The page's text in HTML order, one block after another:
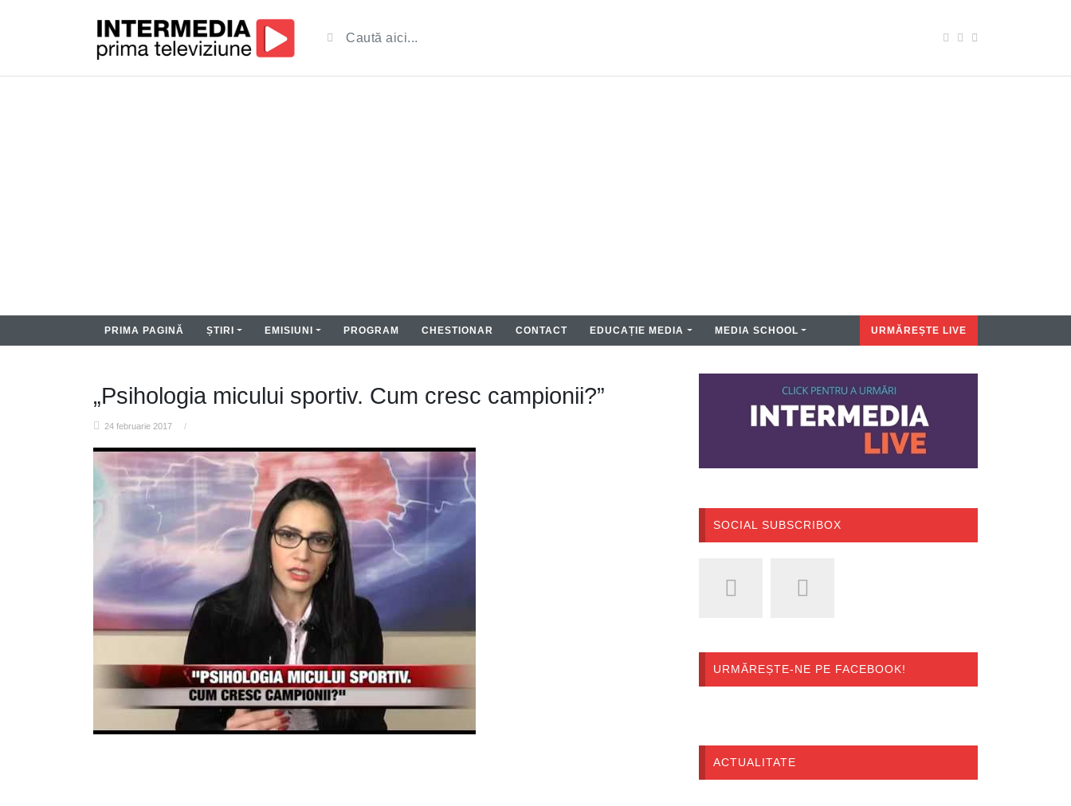
PRIMA PAGINĂ ȘTIRI EMISIUNI PROGRAM CHESTIONAR CONTACT EDUCAȚIE MEDIA MEDIA SCHOOL URMĂREȘTE LIVE
„Psihologia micului sportiv. Cum cresc campionii?”
24 februarie 2017 /
SOCIAL SUBSCRIBOX
URMĂREȘTE-NE PE FACEBOOK!
ACTUALITATE